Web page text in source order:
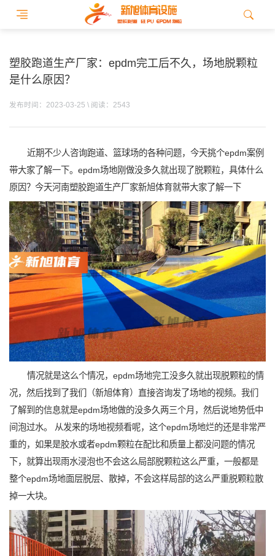
塑胶跑道生产厂家：epdm完工后不久，场地脱颗粒
是什么原因？
发布时间：2023-03-25 \ 阅读：2543
近期不少人咨询跑道、篮球场的各种问题，今天挑个epdm案例
带大家了解一下。epdm场地刚做没多久就出现了脱颗粒，具体什么
原因？今天河南塑胶跑道生产厂家新旭体育就带大家了解一下
情况就是这么个情况，epdm场地完工没多久就出现脱颗粒的情
况，然后找到了我们（新旭体育）直接咨询发了场地的视频。我们
了解到的信息就是epdm场地做的没多久两三个月，然后说地势低中
间泡过水。 从发来的场地视频看呢，这个epdm场地烂的还是非常严
重的，如果是胶水或者epdm颗粒在配比和质量上都没问题的情况
下，就算出现雨水浸泡也不会这么局部脱颗粒这么严重，一般都是
整个epdm场地面层脱层、散掉，不会这样局部的这么严重脱颗粒散
掉一大块。